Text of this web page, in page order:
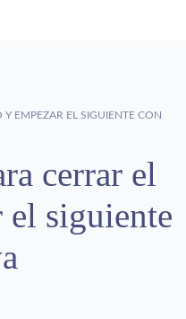
EMPEZAR EL SIGUIENTE CON
cerrar el
el siguiente